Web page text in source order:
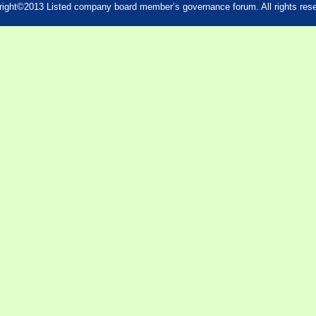
Listed company board member’s governance forum. All rights